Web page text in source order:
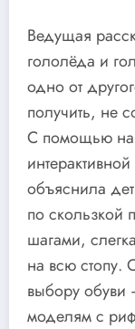
Ведущая
гололёда и
одно от
получить, не
С помощью
объяснила
по скользкой
шагами,
на всю
выбору обуви
моделям с